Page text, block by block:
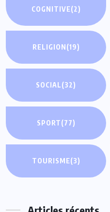
COGNITIVE(2)
RELIGION(19)
SOCIAL(32)
SPORT(77)
TOURISME(3)